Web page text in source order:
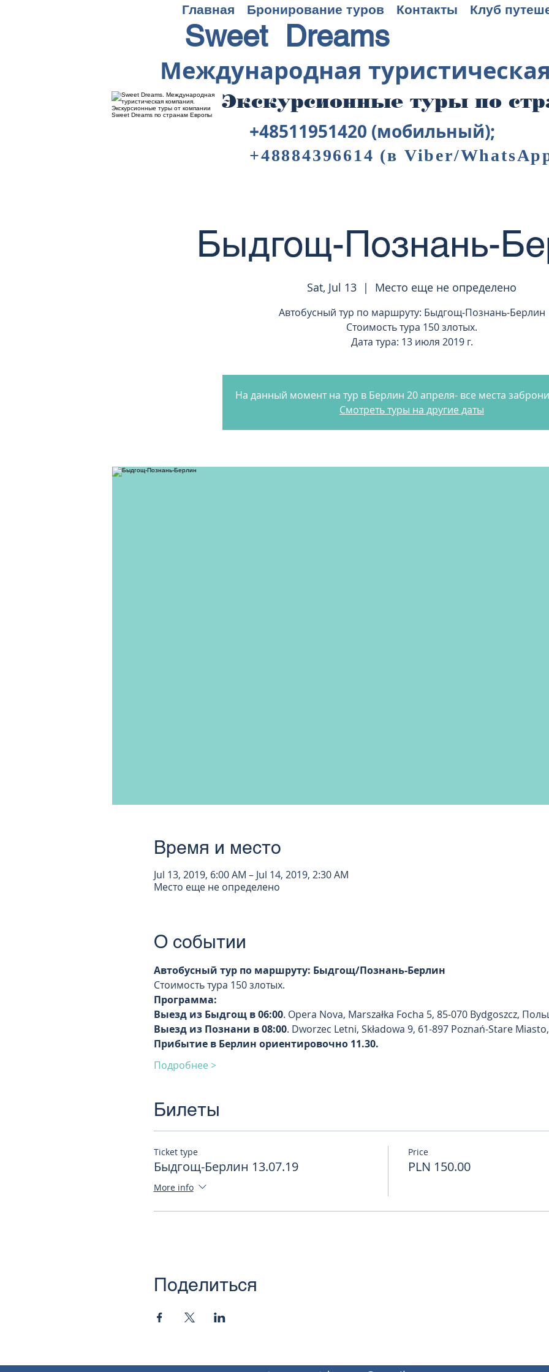
Главная Бронирование туров Контакты Клуб
Sweet Dreams
Международная
+48511951420 (мобильный);
+48884396614 (в Viber/
Экскурсионные туры по
Быдгощ-Познань-
Sat, Jul 13
  |
Место еще не определено
Автобусный тур по маршруту: Быдгощ-Познань-Берлин
Стоимость тура 150 злотых.
Дата тура: 13 июля 2019 г.
На данный момент на тур в Берлин 20 апреля- все места
Смотреть туры на другие даты
Время и место
Jul 13, 2019, 6:00 AM – Jul 14, 2019, 2:30 AM
Место еще не определено
О событии
Автобусный тур по маршруту: Быдгощ/Познань-Берлин
Стоимость тура 150 злотых.
Программа:
Выезд из Быдгощ в 06:00. Opera Nova, Marszałka Focha 5, 85-070 Bydgoszcz,
Выезд из Познани в 08:00. Dworzec Letni, Składowa 9, 61-897 Poznań-Stare
Прибытие в Берлин ориентировочно 11.30.
Подробнее >
Билеты
Ticket type
Быдгощ-Берлин 13.07.19
More info
Price
PLN 150.00
Поделиться